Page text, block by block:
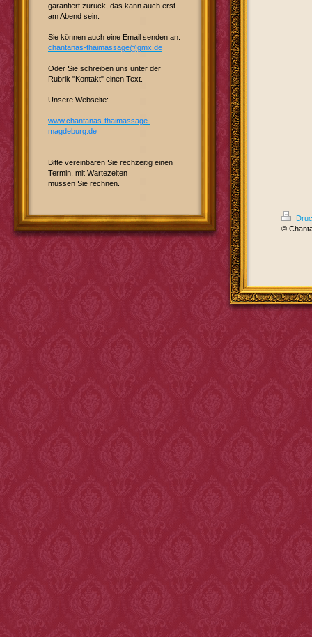
©
garantiert zurück, das kann auch erst
am Abend sein.
Sie können auch eine Email senden an:
chantanas-thaimassage@gmx.de
Oder Sie schreiben uns unter der
Rubrik "Kontakt" einen Text.
Unsere Webseite:
www.chantanas-thaimassage-
magdeburg.de
Bitte vereinbaren Sie rechzeitig einen
Termin, mit Wartezeiten
müssen Sie rechnen.